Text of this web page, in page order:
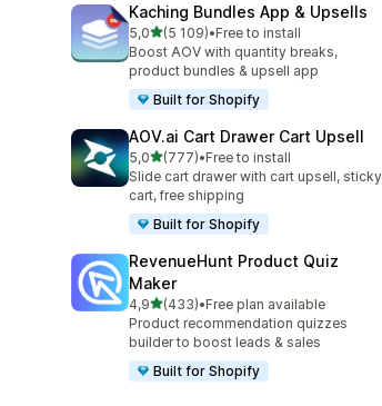
Kaching Bundles App & Upsells
5,0z 5 hvězd
(5 109)
Celkový počet recenzí: 5109
•Free to install
Boost AOV with quantity breaks,
product bundles & upsell app
Built for Shopify
AOV.ai Cart Drawer Cart Upsell
5,0z 5 hvězd
(777)
Celkový počet recenzí: 777
•Free to install
Slide cart drawer with cart upsell, sticky
cart, free shipping
Built for Shopify
RevenueHunt Product Quiz
Maker
4,9z 5 hvězd
(433)
Celkový počet recenzí: 433
•Free plan available
Product recommendation quizzes
builder to boost leads & sales
Built for Shopify